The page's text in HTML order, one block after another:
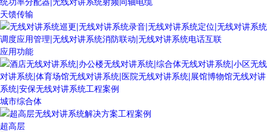
天馈传输
应用功能
城市综合体
超高层